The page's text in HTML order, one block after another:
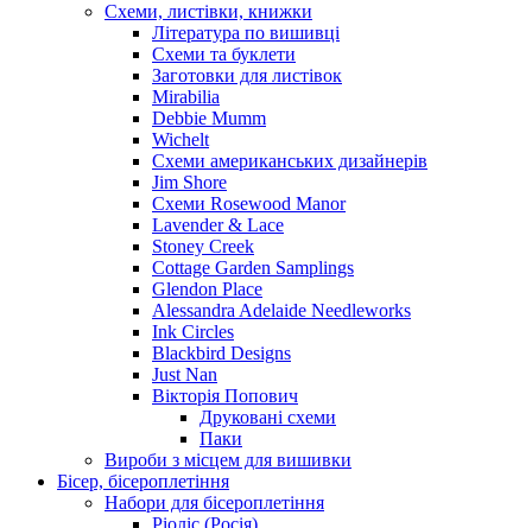
Схеми, листівки, книжки
Література по вишивці
Схеми та буклети
Заготовки для листівок
Mirabilia
Debbie Mumm
Wichelt
Схеми американських дизайнерів
Jim Shore
Cхеми Rosewood Manor
Lavender & Lace
Stoney Creek
Cottage Garden Samplings
Glendon Place
Alessandra Adelaide Needleworks
Ink Circles
Blackbird Designs
Just Nan
Вікторія Попович
Друковані схеми
Паки
Вироби з місцем для вишивки
Бісер, бісероплетіння
Набори для бісероплетіння
Ріоліс (Росія)